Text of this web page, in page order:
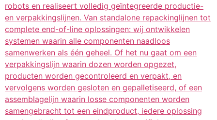
robots en realiseert volledig geïntegreerde productie-
en verpakkingslijnen. Van standalone repackinglijnen tot
complete end-of-line oplossingen: wij ontwikkelen
systemen waarin alle componenten naadloos
samenwerken als één geheel. Of het nu gaat om een
verpakkingslijn waarin dozen worden opgezet,
producten worden gecontroleerd en verpakt, en
vervolgens worden gesloten en gepalletiseerd, of een
assemblagelijn waarin losse componenten worden
samengebracht tot een eindproduct, iedere oplossing